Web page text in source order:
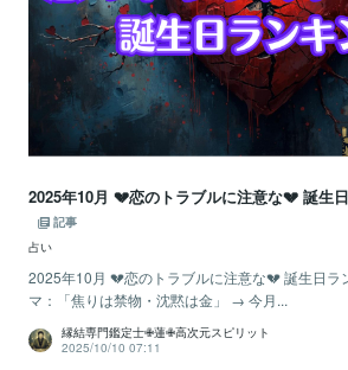
2025年10月 💔恋のトラブルに注意な💔 誕生
記事
占い
2025年10月 💔恋のトラブルに注意な💔 誕生日ラ
マ：「焦りは禁物・沈黙は金」 → 今月...
縁結専門鑑定士✙蓮✙高次元スピリット
2025/10/10 07:11